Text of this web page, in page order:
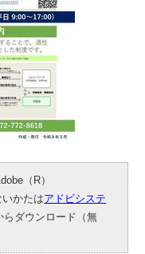
（R）
かたはアドビシステ
らダウンロード（無